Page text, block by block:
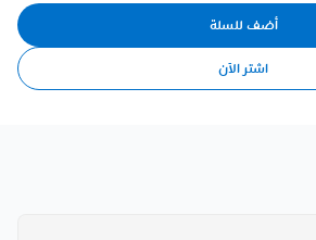
أضف للسلة
اشتر الآن